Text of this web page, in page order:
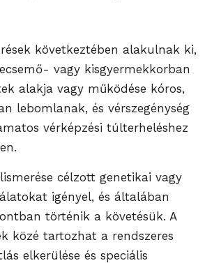
következtében alakulnak ki,
vagy kisgyermekkorban
alakja vagy működése kóros,
lebomlanak, és vérszegénység
vérképzési túlterheléshez
célzott genetikai vagy
igényel, és általában
történik a követésük. A
közé tartozhat a rendszeres
elkerülése és speciális